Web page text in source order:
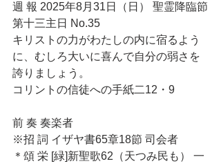
週 報 2025年8月31日（日） 聖霊降臨節
第十三主日 No.35
キリストの力がわたしの内に宿るよう
に、むしろ大いに喜んで自分の弱さを
誇りましょう。
コリントの信徒への手紙二12・9
前 奏 奏楽者
※招 詞 イザヤ書65章18節 司会者
＊頌 栄 [緑]新聖歌62（天つみ民も） 一